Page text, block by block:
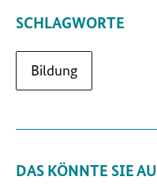
SCHLAGWORTE
Bildung
DAS KÖNNTE SIE